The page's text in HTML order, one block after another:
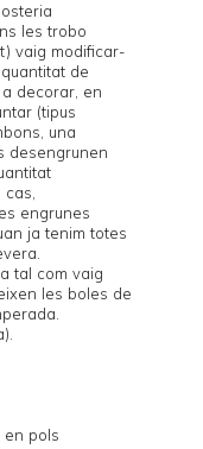
les trobo
vaig modificar-
de
decorar, en
(tipus
una
desengrunen
cas,
engrunes
ja tenim totes
tal com vaig
les boles de
).
en pols